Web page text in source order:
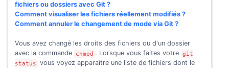
fichiers ou dossiers avec Git ?
Comment visualiser les fichiers réellement modifiés ?
Comment annuler le changement de mode via Git ?
Vous avez changé les droits des fichiers ou d'un dossier
avec la commande
chmod . Lorsque vous faites votre git
status
vous voyez apparaître une liste de fichiers dont le